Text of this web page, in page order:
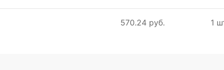
570.24 руб. 1